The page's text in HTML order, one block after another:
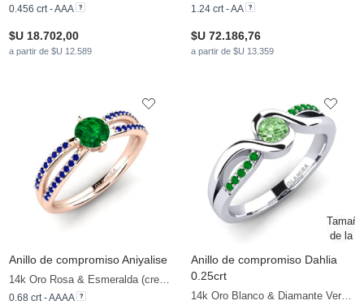
0.456 crt - AAA
$U 18.702,00
a partir de $U 12.589
1.24 crt - AA
$U 72.186,76
a partir de $U 13.359
Anillo de compromiso Aniyalise
14k Oro Rosa & Esmeralda (creada en laboratorio) & Zafiro
0.68 crt - AAAA
Anillo de compromiso Dahlia
0.25crt
14k Oro Blanco & Diamante Verde & Esmeralda